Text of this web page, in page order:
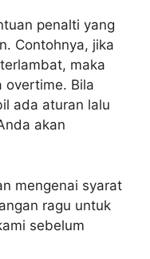
penalti yang
Contohnya, jika
maka
overtime. Bila
ada aturan lalu
akan
mengenai syarat
ragu untuk
sebelum